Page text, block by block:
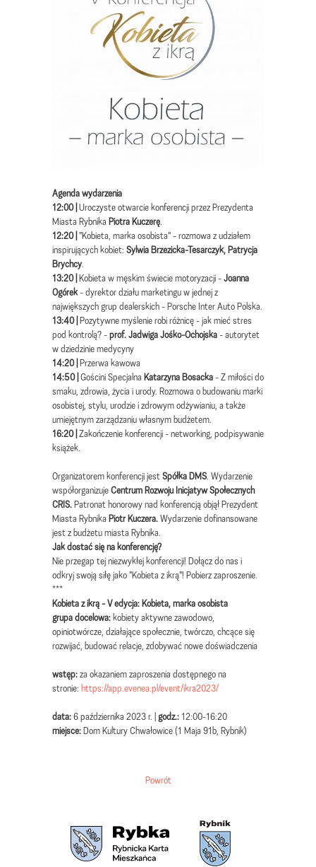
Agenda wydarzenia
12:00 |Uroczyste otwarcie konferencji przez Prezydenta
Miasta Rybnika Piotra Kuczerę.
12:20 |"Kobieta, marka osobista" - rozmowa z udziałem
inspirujących kobiet: Sylwia Brzezicka-Tesarczyk, Patrycja
Brychcy.
13:20 |Kobieta w męskim świecie motoryzacji -Joanna
Ogórek- dyrektor działu marketingu w jednej z
największych grup dealerskich - Porsche Inter Auto Polska.
13:40 |Pozytywne myślenie robi różnicę - jak mieć stres
pod kontrolą? -prof. Jadwiga Jośko-Ochojska- autorytet
w dziedzinie medycyny
14:20 |Przerwa kawowa
14:50 |Gościni Specjalna Katarzyna Bosacka- Z miłości do
smaku, zdrowia, życia i urody. Rozmowa o budowaniu marki
osobistej, stylu, urodzie i zdrowym odżywianiu, a także
umiejętnym zarządzaniu własnym budżetem.
16:20 |Zakończenie konferencji - networking, podpisywanie
książek.
Organizatorem konferencji jestSpółka DMS. Wydarzenie
współorganizujeCentrum Rozwoju Inicjatyw Społecznych
CRIS.Patronat honorowy nad konferencją objął Prezydent
Miasta Rybnika Piotr Kuczera.Wydarzenie dofinansowane
jest z budżetu miasta Rybnika.
Jak dostać się na konferencję?
Nie przegap tej niezwykłej konferencji! Dołącz do nas i
odkryj swoją siłę jako "Kobieta z ikrą"! Pobierz zaproszenie.
***
Kobieta z ikrą - V edycja: Kobieta, marka osobista
grupa docelowa:kobiety aktywne zawodowo,
opiniotwórcze, działające społecznie, twórczo, chcące się
rozwijać, budować relacje, zdobywać nowe doświadczenia
wstęp:za okazaniem zaproszenia dostępnego na
stronie: https://app.evenea.pl/event/ikra2023/
data:6 października 2023 r. | godz.: 12:00-16:20
miejsce:Dom Kultury Chwałowice (1 Maja 91b, Rybnik)
Powrót